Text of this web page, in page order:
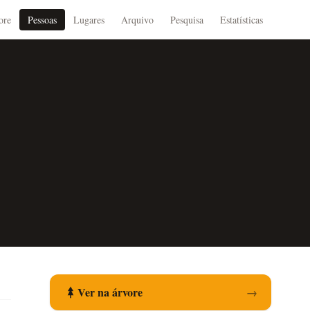
Pessoas Lugares Arquivo Pesquisa Estatísticas
Ver na árvore →